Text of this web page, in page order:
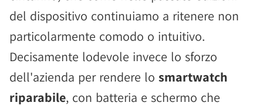
del dispositivo continuiamo a ritenere non
particolarmente comodo o intuitivo.
Decisamente lodevole invece lo sforzo
dell'azienda per rendere lo smartwatch
riparabile, con batteria e schermo che